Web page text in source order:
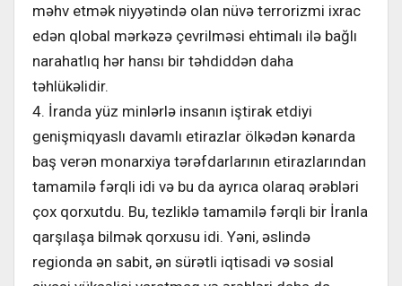
məhv etmək niyyətində olan nüvə terrorizmi ixrac
edən qlobal mərkəzə çevrilməsi ehtimalı ilə bağlı
narahatlıq hər hansı bir təhdiddən daha
təhlükəlidir.
4. İranda yüz minlərlə insanın iştirak etdiyi
genişmiqyaslı davamlı etirazlar ölkədən kənarda
baş verən monarxiya tərəfdarlarının etirazlarından
tamamilə fərqli idi və bu da ayrıca olaraq ərəbləri
çox qorxutdu. Bu, tezliklə tamamilə fərqli bir İranla
qarşılaşa bilmək qorxusu idi. Yəni, əslində
regionda ən sabit, ən sürətli iqtisadi və sosial